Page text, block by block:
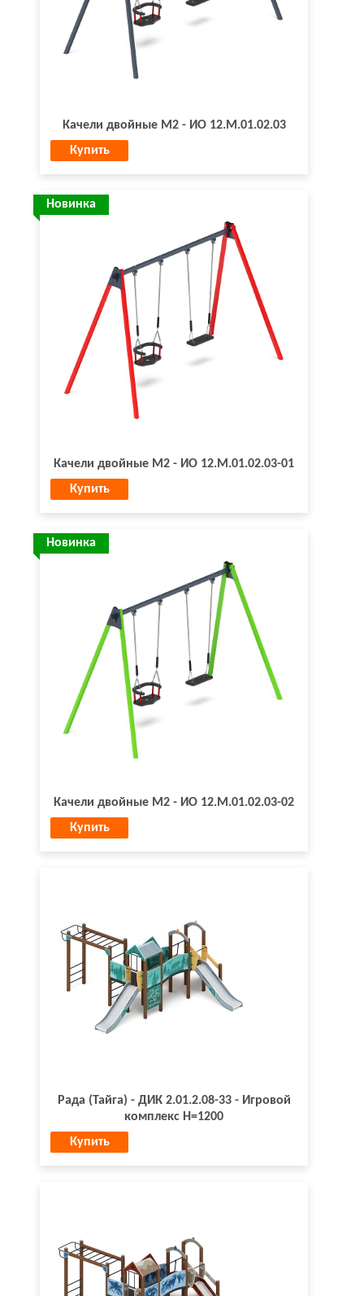
Качели двойные М2 - ИО 12.М.01.02.03
Купить
Новинка
Качели двойные М2 - ИО 12.М.01.02.03-01
Купить
Новинка
Качели двойные М2 - ИО 12.М.01.02.03-02
Купить
Рада (Тайга) - ДИК 2.01.2.08-33 - Игровой
комплекс H=1200
Купить